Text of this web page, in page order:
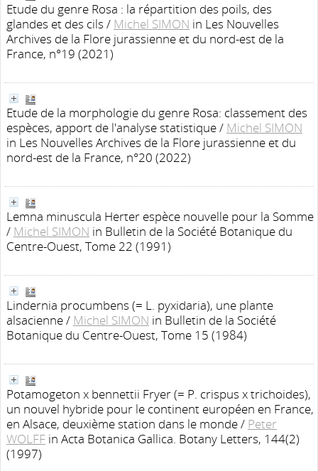
Etude du genre Rosa : la répartition des poils, des
glandes et des cils / Michel SIMON in Les Nouvelles
Archives de la Flore jurassienne et du nord-est de la
France, n°19 (2021)
Etude de la morphologie du genre Rosa: classement des
espèces, apport de l'analyse statistique/ Michel SIMON
in Les Nouvelles Archives de la Flore jurassienne et du
nord-est de la France, n°20 (2022)
Lemna minuscula Herter espèce nouvelle pour la Somme
/ Michel SIMON in Bulletin de la Société Botanique du
Centre-Ouest, Tome 22 (1991)
Lindernia procumbens (= L. pyxidaria), une plante
alsacienne/ Michel SIMON in Bulletin de la Société
Botanique du Centre-Ouest, Tome 15 (1984)
Potamogeton x bennettii Fryer (= P. crispus x trichoides),
un nouvel hybride pour le continent européen en France,
en Alsace, deuxième station dans le monde/ Peter
WOLFF in Acta Botanica Gallica. Botany Letters, 144(2)
(1997)